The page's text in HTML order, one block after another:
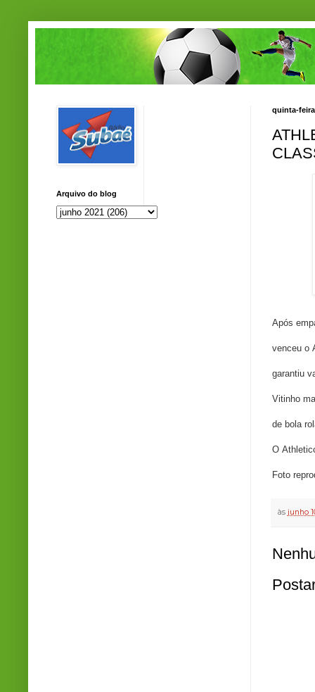
quinta-
Após
venceu o
garantiu
Vitinho
de bola
O
Foto
às junho
Arquivo do blog